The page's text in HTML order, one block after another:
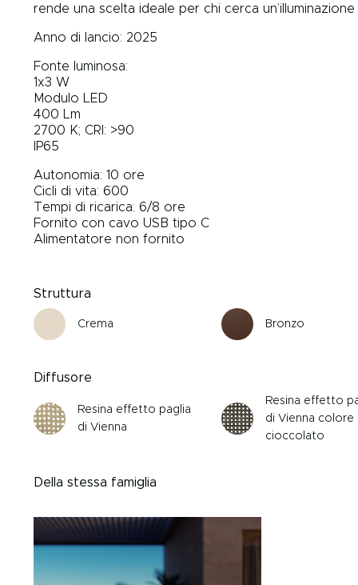
rende una scelta ideale per chi cerca
Anno di lancio: 2025
Fonte luminosa:
1x3 W
Modulo LED
400 Lm
2700 K; CRI: >90
IP65
Autonomia: 10 ore
Cicli di vita: 600
Tempi di ricarica: 6/8 ore
Fornito con cavo USB tipo C
Alimentatore non fornito
Struttura
Crema Bronzo
Diffusore
Resina effetto paglia
di Vienna
Resina effetto
di Vienna colore
cioccolato
Della stessa famiglia